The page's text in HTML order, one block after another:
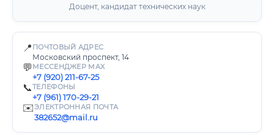
Доцент, кандидат технических наук
📍 ПОЧТОВЫЙ АДРЕС
Московский проспект, 14
💬 МЕССЕНДЖЕР MAX
+7 (920) 211-67-25
📞ТЕЛЕФОНЫ
+7 (961) 170-29-21
✉️ЭЛЕКТРОННАЯ ПОЧТА
382652@mail.ru